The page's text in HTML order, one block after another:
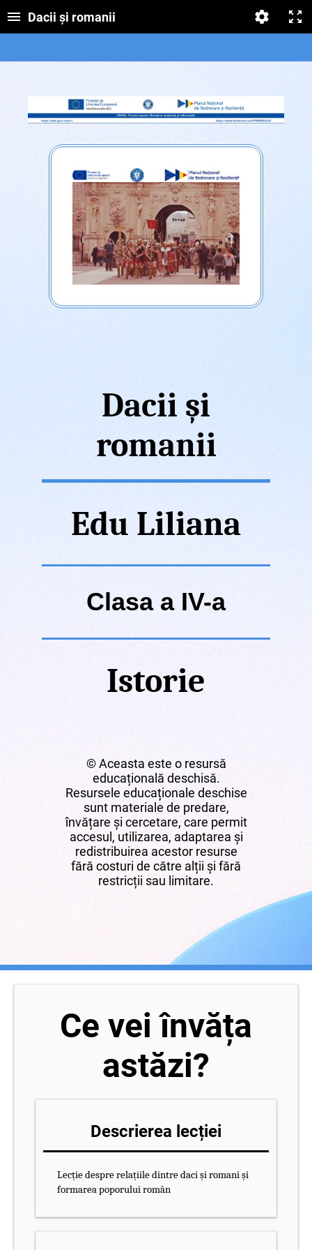
Dacii și romanii
Dacii și
romanii
Edu Liliana
Clasa a IV-a
Istorie
© Aceasta este o resursă
educațională deschisă.
Resursele educaționale deschise
sunt materiale de predare,
învățare și cercetare, care permit
accesul, utilizarea, adaptarea și
redistribuirea acestor resurse
fără costuri de către alții și fără
restricții sau limitare.
Ce vei învăța
astăzi?
Descrierea lecției
Lecție despre relațiile dintre daci și romani și
formarea poporului român